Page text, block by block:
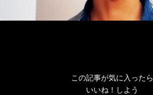
この記事が気に入ったら
いいね！しよう